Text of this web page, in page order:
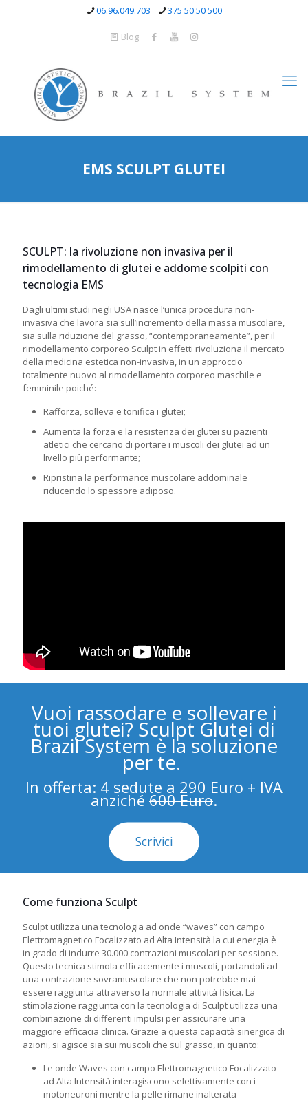
06.96.049.703 375 50 50 500
Blog
EMS SCULPT GLUTEI
SCULPT: la rivoluzione non invasiva per il
rimodellamento di glutei e addome scolpiti con
tecnologia EMS
Dagli ultimi studi negli USA nasce l’unica procedura non-
invasiva che lavora sia sull’incremento della massa muscolare,
sia sulla riduzione del grasso, “contemporaneamente”, per il
rimodellamento corporeo Sculpt in effetti rivoluziona il mercato
della medicina estetica non-invasiva, in un approccio
totalmente nuovo al rimodellamento corporeo maschile e
femminile poiché:
Rafforza, solleva e tonifica i glutei;
Aumenta la forza e la resistenza dei glutei su pazienti
atletici che cercano di portare i muscoli dei glutei ad un
livello più performante;
Ripristina la performance muscolare addominale
riducendo lo spessore adiposo.
Vuoi rassodare e sollevare i
tuoi glutei? Sculpt Glutei di
Brazil System è la soluzione
per te.
In offerta: 4 sedute a 290 Euro + IVA
anziché600 Euro.
Scrivici
Come funziona Sculpt
Sculpt utilizza una tecnologia ad onde “waves” con campo
Elettromagnetico Focalizzato ad Alta Intensità la cui energia è
in grado di indurre 30.000 contrazioni muscolari per sessione.
Questo tecnica stimola efficacemente i muscoli, portandoli ad
una contrazione sovramuscolare che non potrebbe mai
essere raggiunta attraverso la normale attività fisica. La
stimolazione raggiunta con la tecnologia di Sculpt utilizza una
combinazione di differenti impulsi per assicurare una
maggiore efficacia clinica. Grazie a questa capacità sinergica di
azioni, si agisce sia sui muscoli che sul grasso, in quanto:
Le onde Waves con campo Elettromagnetico Focalizzato
ad Alta Intensità interagiscono selettivamente con i
motoneuroni mentre la pelle rimane inalterata